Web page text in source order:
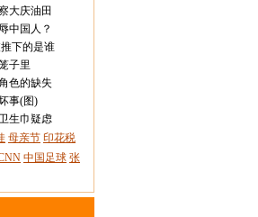
大庆油田
中国人？
下的是谁
子里
色的缺失
事(图)
生巾疑虑
母亲节 印花税
中国足球 张